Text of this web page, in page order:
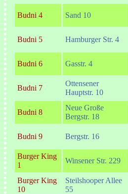
Budni 4 Sand 10
Budni 5 Hamburger Str. 4
Budni 6 Gasstr. 4
Budni 7
Ottensener
Hauptstr. 10
Budni 8
Neue Große
Bergstr. 18
Budni 9 Bergstr. 16
Burger King
1
Winsener Str. 229
Burger King
10
Steilshooper Allee
55